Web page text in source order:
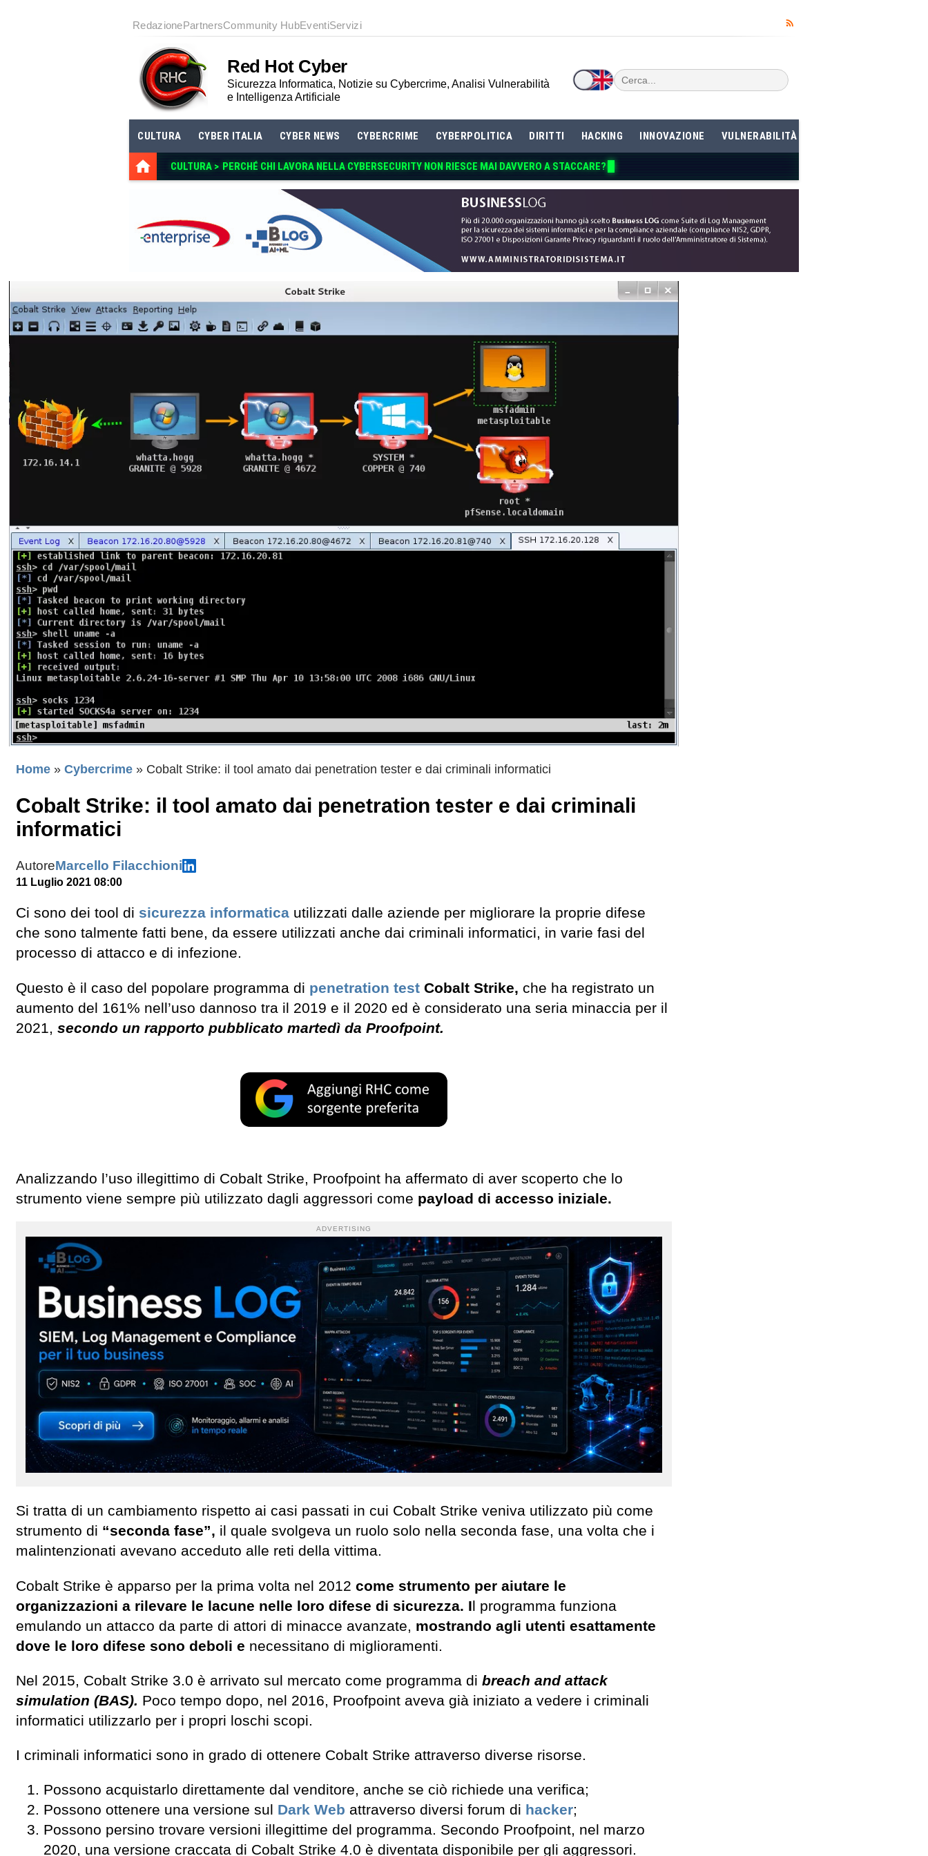
RedazionePartnersCommunity HubEventiServizi
Red Hot Cyber
Sicurezza Informatica, Notizie su Cybercrime, Analisi Vulnerabilità
e Intelligenza Artificiale
CULTURA CYBER ITALIA CYBER NEWS CYBERCRIME CYBERPOLITICA DIRITTI HACKING INNOVAZIONE VULNERABILITÀ
CULTURA > PERCHÉ CHI LAVORA NELLA CYBERSECURITY NON RIESCE MAI
Home » Cybercrime » Cobalt Strike: il tool amato dai penetration tester e dai criminali informatici
Cobalt Strike: il tool amato dai penetration tester e dai criminali
informatici
AutoreMarcello Filacchioni
11 Luglio 2021 08:00
Ci sono dei tool di sicurezza informatica utilizzati dalle aziende per migliorare la proprie difese
che sono talmente fatti bene, da essere utilizzati anche dai criminali informatici, in varie fasi del
processo di attacco e di infezione.
Questo è il caso del popolare programma di penetration test Cobalt Strike, che ha registrato un
aumento del 161% nell’uso dannoso tra il 2019 e il 2020 ed è considerato una seria minaccia per il
2021, secondo un rapporto pubblicato martedì da Proofpoint.
Analizzando l’uso illegittimo di Cobalt Strike, Proofpoint ha affermato di aver scoperto che lo
strumento viene sempre più utilizzato dagli aggressori come payload di accesso iniziale.
ADVERTISING
Si tratta di un cambiamento rispetto ai casi passati in cui Cobalt Strike veniva utilizzato più come
strumento di “seconda fase”, il quale svolgeva un ruolo solo nella seconda fase, una volta che i
malintenzionati avevano acceduto alle reti della vittima.
Cobalt Strike è apparso per la prima volta nel 2012 come strumento per aiutare le
organizzazioni a rilevare le lacune nelle loro difese di sicurezza. Il programma funziona
emulando un attacco da parte di attori di minacce avanzate, mostrando agli utenti esattamente
dove le loro difese sono deboli e necessitano di miglioramenti.
Nel 2015, Cobalt Strike 3.0 è arrivato sul mercato come programma di breach and attack
simulation (BAS). Poco tempo dopo, nel 2016, Proofpoint aveva già iniziato a vedere i criminali
informatici utilizzarlo per i propri loschi scopi.
I criminali informatici sono in grado di ottenere Cobalt Strike attraverso diverse risorse.
Possono acquistarlo direttamente dal venditore, anche se ciò richiede una verifica;
Possono ottenere una versione sul Dark Web attraverso diversi forum di hacker;
Possono persino trovare versioni illegittime del programma. Secondo Proofpoint, nel marzo
2020, una versione craccata di Cobalt Strike 4.0 è diventata disponibile per gli aggressori.